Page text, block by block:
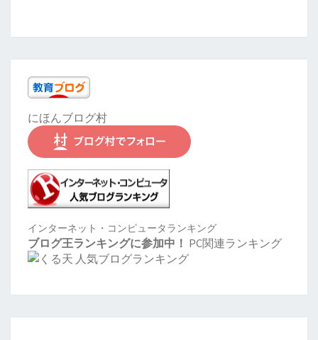
にほんブログ村
インターネット・コンピュータランキング
ブログ王ランキングに参加中！ PC関連ランキング